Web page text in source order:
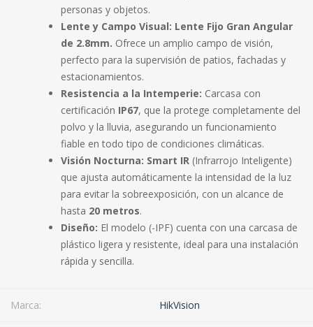
personas y objetos.
Lente y Campo Visual: Lente Fijo Gran Angular
de 2.8mm. Ofrece un amplio campo de visión,
perfecto para la supervisión de patios, fachadas y
estacionamientos.
Resistencia a la Intemperie: Carcasa con
certificación IP67, que la protege completamente del
polvo y la lluvia, asegurando un funcionamiento
fiable en todo tipo de condiciones climáticas.
Visión Nocturna: Smart IR (Infrarrojo Inteligente)
que ajusta automáticamente la intensidad de la luz
para evitar la sobreexposición, con un alcance de
hasta 20 metros.
Diseño: El modelo (-IPF) cuenta con una carcasa de
plástico ligera y resistente, ideal para una instalación
rápida y sencilla.
Marca: HikVision